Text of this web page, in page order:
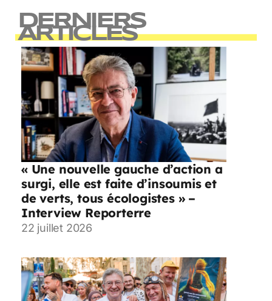
DERNIERS
ARTICLES
« Une nouvelle gauche d’action a
surgi, elle est faite d’insoumis et
de verts, tous écologistes » –
Interview Reporterre
22 juillet 2026